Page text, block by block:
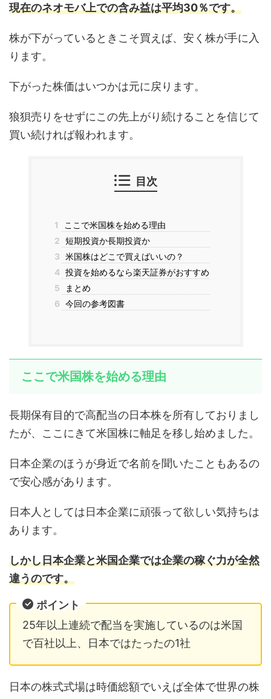
現在のネオモバ上での含み益は平均30％です。
株が下がっているときこそ買えば、安く株が手に入
ります。
下がった株価はいつかは元に戻ります。
狼狽売りをせずにこの先上がり続けることを信じて
買い続ければ報われます。
目次
1
ここで米国株を始める理由
2 短期投資か長期投資か
3 米国株はどこで買えばいいの？
4 投資を始めるなら楽天証券がおすすめ
5
まとめ
6 今回の参考図書
ここで米国株を始める理由
長期保有目的で高配当の日本株を所有しておりまし
たが、ここにきて米国株に軸足を移し始めました。
日本企業のほうが身近で名前を聞いたこともあるの
で安心感があります。
日本人としては日本企業に頑張って欲しい気持ちは
あります。
しかし日本企業と米国企業では企業の稼ぐ力が全然
違うのです。
ポイント
25年以上連続で配当を実施しているのは米国
で百社以上、日本ではたったの1社
日本の株式式場は時価総額でいえば全体で世界の株